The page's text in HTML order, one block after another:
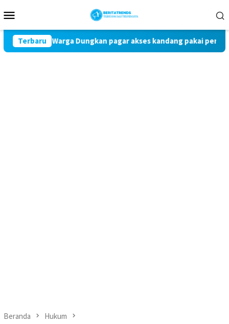
ke
Mobile
Terbaru
Warga Dungkan pagar akses kandang pakai peraga adat
Beranda Hukum